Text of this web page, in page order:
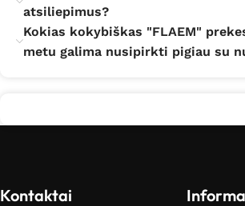
atsiliepimus?
Kokias kokybiškas "FLAEM"
metu galima nusipirkti pigiau su
Kontaktai